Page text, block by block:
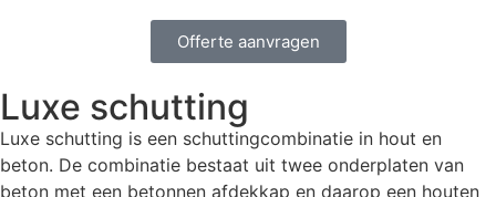
Offerte aanvragen
Luxe schutting
Luxe schutting is een schuttingcombinatie in hout en
beton. De combinatie bestaat uit twee onderplaten van
beton met een betonnen afdekkap en daarop een houten